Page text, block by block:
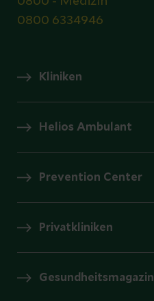
0800 6334946
Kliniken
Helios Ambulant
Prevention Center
Privatkliniken
Gesundheitsmagazin